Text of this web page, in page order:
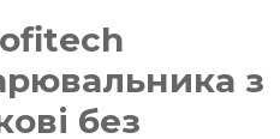
з
без